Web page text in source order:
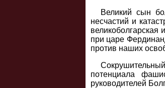
Великий сын
несчастий и
при царе
против наших
потенциала
руководителей